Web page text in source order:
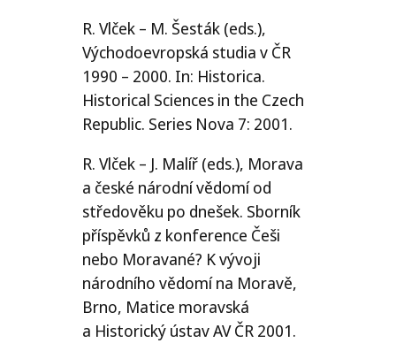
R. Vlček – M. Šesták (eds.),
Východoevropská studia v ČR
1990 – 2000. In: Historica.
Historical Sciences in the Czech
Republic. Series Nova 7: 2001.
R. Vlček – J. Malíř (eds.), Morava
a české národní vědomí od
středověku po dnešek. Sborník
příspěvků z konference Češi
nebo Moravané? K vývoji
národního vědomí na Moravě,
Brno, Matice moravská
a Historický ústavAVČR 2001.